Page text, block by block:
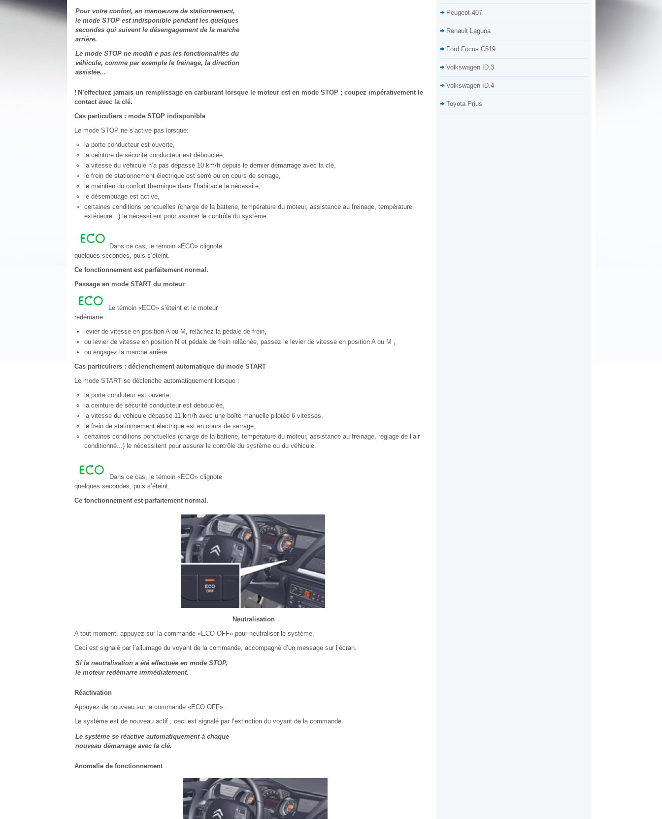
Pour votre confort, en manoeuvre de stationnement,
le mode STOP est indisponible pendant les quelques
secondes qui suivent le désengagement de la marche
arrière.
Le mode STOP ne modifi e pas les fonctionnalités du
véhicule, comme par exemple le freinage, la direction
assistée...
! N’effectuez jamais un remplissage en carburant lorsque le moteur est en mode STOP ; coupez impérativement le
contact avec la clé.
Cas particuliers : mode STOP indisponible
Le mode STOP ne s’active pas lorsque:
la porte conducteur est ouverte,
la ceinture de sécurité conducteur est débouclée,
la vitesse du véhicule n’a pas dépassé 10 km/h depuis le dernier démarrage avec la clé,
le frein de stationnement électrique est serré ou en cours de serrage,
le maintien du confort thermique dans l’habitacle le nécessite,
le désembuage est activé,
certaines conditions ponctuelles (charge de la batterie, température du moteur, assistance au freinage, température
extérieure...) le nécessitent pour assurer le contrôle du système.
Dans ce cas, le témoin «ECO» clignote
quelques secondes, puis s’éteint.
Ce fonctionnement est parfaitement normal.
Passage en mode START du moteur
Le témoin «ECO» s’éteint et le moteur
redémarre :
levier de vitesse en position A ou M, relâchez la pédale de frein,
ou levier de vitesse en position N et pédale de frein relâchée, passez le levier de vitesse en position A ou M ,
ou engagez la marche arrière.
Cas particuliers : déclenchement automatique du mode START
Le mode START se déclenche automatiquement lorsque :
la porte conduteur est ouverte,
la ceinture de sécurité conducteur est débouclée,
la vitesse du véhicule dépasse 11 km/h avec une boîte manuelle pilotée 6 vitesses,
le frein de stationnement électrique est en cours de serrage,
certaines conditions ponctuelles (charge de la batterie, température du moteur, assistance au freinage, réglage de l’air
conditionné...) le nécessitent pour assurer le contrôle du système ou du véhicule.
Dans ce cas, le témoin «ECO» clignote
quelques secondes, puis s’éteint.
Ce fonctionnement est parfaitement normal.
Neutralisation
A tout moment, appuyez sur la commande «ECO OFF» pour neutraliser le système.
Ceci est signalé par l’allumage du voyant de la commande, accompagné d’un message sur l’écran.
Si la neutralisation a été effectuée en mode STOP,
le moteur redémarre immédiatement.
Réactivation
Appuyez de nouveau sur la commande «ECO OFF» .
Le système est de nouveau actif ; ceci est signalé par l’extinction du voyant de la commande.
Le système se réactive automatiquement à chaque
nouveau démarrage avec la clé.
Anomalie de fonctionnement
Peugeot 407
Renault Laguna
Ford Focus C519
Volkswagen ID.3
Volkswagen ID.4
Toyota Prius